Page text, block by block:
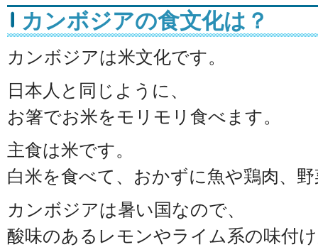
カンボジアの食文化は？
カンボジアは米文化です。
日本人と同じように、
お箸でお米をモリモリ食べます。
主食は米です。
白米を食べて、おかずに魚や鶏肉、
カンボジアは暑い国なので、
酸味のあるレモンやライム系の味付